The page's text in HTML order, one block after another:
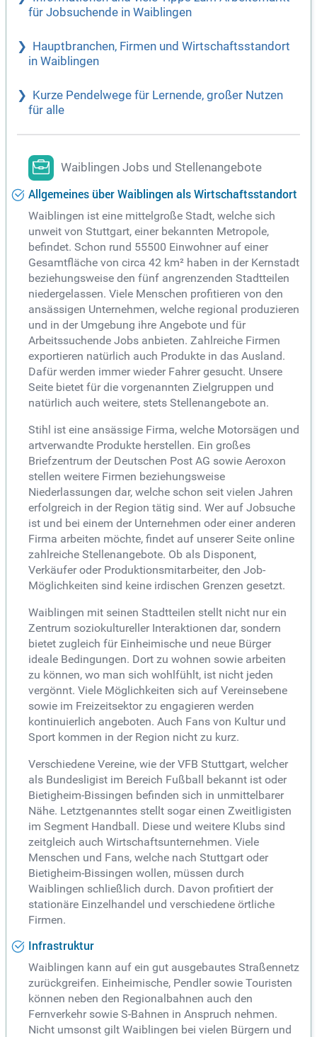
für Jobsuchende in Waiblingen
Hauptbranchen, Firmen und Wirtschaftsstandort
in Waiblingen
Kurze Pendelwege für Lernende, großer Nutzen
für alle
Waiblingen Jobs und Stellenangebote
Allgemeines über Waiblingen als Wirtschaftsstandort
Waiblingen ist eine mittelgroße Stadt, welche sich
unweit von Stuttgart, einer bekannten Metropole,
befindet. Schon rund 55500 Einwohner auf einer
Gesamtfläche von circa 42 km² haben in der Kernstadt
beziehungsweise den fünf angrenzenden Stadtteilen
niedergelassen. Viele Menschen profitieren von den
ansässigen Unternehmen, welche regional produzieren
und in der Umgebung ihre Angebote und für
Arbeitssuchende Jobs anbieten. Zahlreiche Firmen
exportieren natürlich auch Produkte in das Ausland.
Dafür werden immer wieder Fahrer gesucht. Unsere
Seite bietet für die vorgenannten Zielgruppen und
natürlich auch weitere, stets Stellenangebote an.
Stihl ist eine ansässige Firma, welche Motorsägen und
artverwandte Produkte herstellen. Ein großes
Briefzentrum der Deutschen Post AG sowie Aeroxon
stellen weitere Firmen beziehungsweise
Niederlassungen dar, welche schon seit vielen Jahren
erfolgreich in der Region tätig sind. Wer auf Jobsuche
ist und bei einem der Unternehmen oder einer anderen
Firma arbeiten möchte, findet auf unserer Seite online
zahlreiche Stellenangebote. Ob als Disponent,
Verkäufer oder Produktionsmitarbeiter, den Job-
Möglichkeiten sind keine irdischen Grenzen gesetzt.
Waiblingen mit seinen Stadtteilen stellt nicht nur ein
Zentrum soziokultureller Interaktionen dar, sondern
bietet zugleich für Einheimische und neue Bürger
ideale Bedingungen. Dort zu wohnen sowie arbeiten
zu können, wo man sich wohlfühlt, ist nicht jeden
vergönnt. Viele Möglichkeiten sich auf Vereinsebene
sowie im Freizeitsektor zu engagieren werden
kontinuierlich angeboten. Auch Fans von Kultur und
Sport kommen in der Region nicht zu kurz.
Verschiedene Vereine, wie der VFB Stuttgart, welcher
als Bundesligist im Bereich Fußball bekannt ist oder
Bietigheim-Bissingen befinden sich in unmittelbarer
Nähe. Letztgenanntes stellt sogar einen Zweitligisten
im Segment Handball. Diese und weitere Klubs sind
zeitgleich auch Wirtschaftsunternehmen. Viele
Menschen und Fans, welche nach Stuttgart oder
Bietigheim-Bissingen wollen, müssen durch
Waiblingen schließlich durch. Davon profitiert der
stationäre Einzelhandel und verschiedene örtliche
Firmen.
Infrastruktur
Waiblingen kann auf ein gut ausgebautes Straßennetz
zurückgreifen. Einheimische, Pendler sowie Touristen
können neben den Regionalbahnen auch den
Fernverkehr sowie S-Bahnen in Anspruch nehmen.
Nicht umsonst gilt Waiblingen bei vielen Bürgern und